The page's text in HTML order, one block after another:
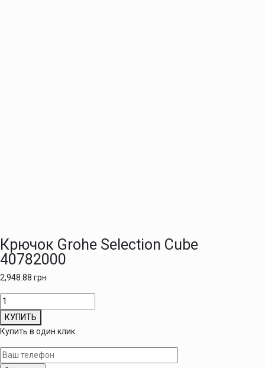
Крючок Grohe Selection Cube
40782000
2,948.88 грн
Количество
товара
Крючок
Grohe
Selection
Cube
КУПИТЬ
Купить в один клик